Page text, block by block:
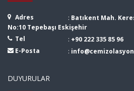
Adres : Batıkent Mah.
No:10 Tepebaşı Eskişehir
Tel
: +90 222 335 85 96
E-Posta
:
DUYURULAR